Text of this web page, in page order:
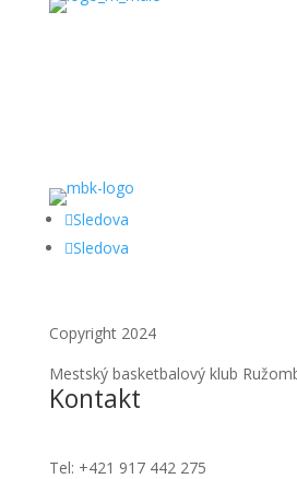
Sledova
Sledova
Copyright 2024
Mestský basketbalový klub
Kontakt
Tel: +421 917 442 275